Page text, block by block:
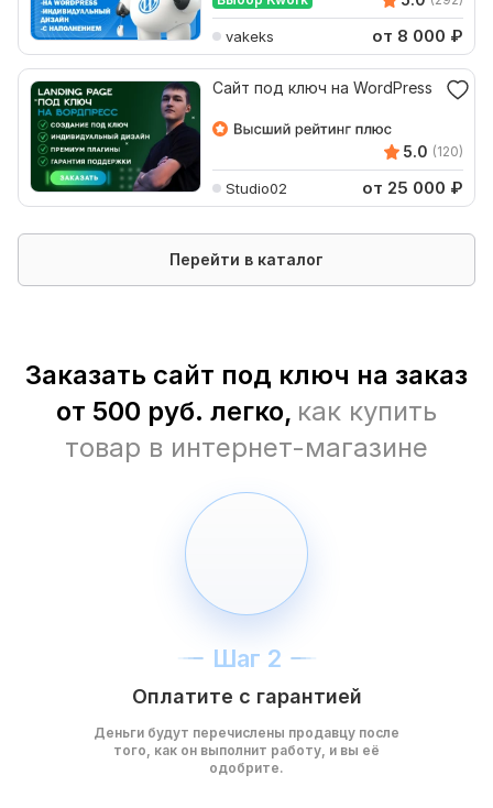
vakeks от 8 000 ₽
Сайт под ключ на WordPress
5.0 (120)
Studio02 от 25 000 ₽
Перейти в каталог
Заказать сайт под ключ на заказ
от 500 руб. легко, как купить
товар в интернет-магазине
Шаг 2
Оплатите с гарантией
Деньги будут перечислены продавцу после
того, как он выполнит работу, и вы её
одобрите.